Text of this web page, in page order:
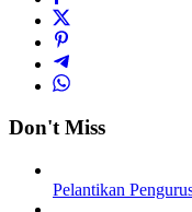
Don't Miss
Pelantikan